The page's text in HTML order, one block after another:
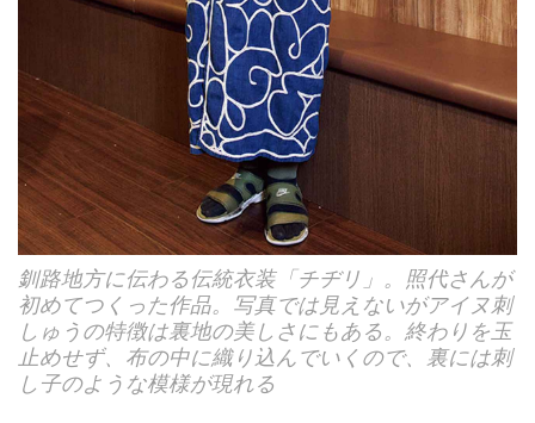
釧路地方に伝わる伝統衣装「チヂリ」。照代さんが
初めてつくった作品。写真では見えないがアイヌ刺
しゅうの特徴は裏地の美しさにもある。終わりを玉
止めせず、布の中に織り込んでいくので、裏には刺
し子のような模様が現れる